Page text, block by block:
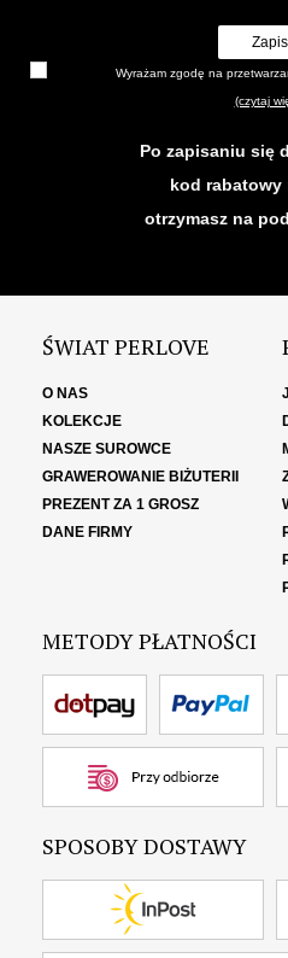
Wyrażam zgodę na
(czytaj
Po zapisaniu się
kod rabatowy
otrzymasz na
ŚWIAT PERLOVE
O NAS
KOLEKCJE
NASZE SUROWCE
GRAWEROWANIE BIŻUTERII
PREZENT ZA 1 GROSZ
DANE FIRMY
METODY PŁATNOŚCI
SPOSOBY DOSTAWY